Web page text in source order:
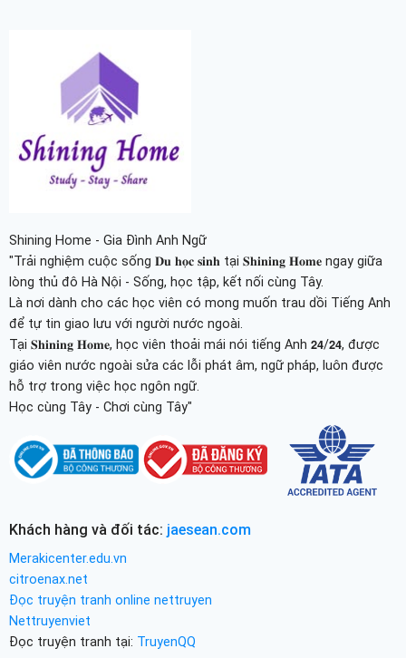
Shining Home - Gia Đình Anh Ngữ
"Trải nghiệm cuộc sống 𝐃𝐮 𝐡𝐨̣𝐜 𝐬𝐢𝐧𝐡 tại 𝐒𝐡𝐢𝐧𝐢𝐧𝐠 𝐇𝐨𝐦𝐞 ngay giữa
lòng thủ đô Hà Nội - Sống, học tập, kết nối cùng Tây.
Là nơi dành cho các học viên có mong muốn trau dồi Tiếng Anh
để tự tin giao lưu với người nước ngoài.
Tại 𝐒𝐡𝐢𝐧𝐢𝐧𝐠 𝐇𝐨𝐦𝐞, học viên thoải mái nói tiếng Anh 𝟮𝟰/𝟮𝟰, được
giáo viên nước ngoài sửa các lỗi phát âm, ngữ pháp, luôn được
hỗ trợ trong việc học ngôn ngữ.
Học cùng Tây - Chơi cùng Tây"
Khách hàng và đối tác: jaesean.com
Merakicenter.edu.vn
citroenax.net
Đọc truyện tranh online nettruyen
Nettruyenviet
Đọc truyện tranh tại: TruyenQQ